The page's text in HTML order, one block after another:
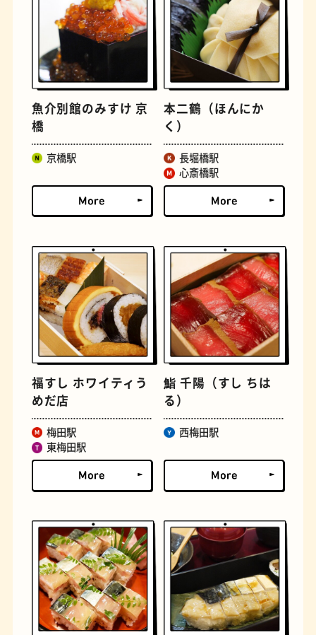
握り寿司 花屋
定食 おいもスイーツ
文学碑 ジェラート
魚介別館のみすけ 京
橋
京橋駅
本二鶴（ほんにか
く）
長堀橋駅
心斎橋駅
福すし ホワイティう
めだ店
梅田駅
東梅田駅
鮨 千陽（すし ちは
る）
西梅田駅